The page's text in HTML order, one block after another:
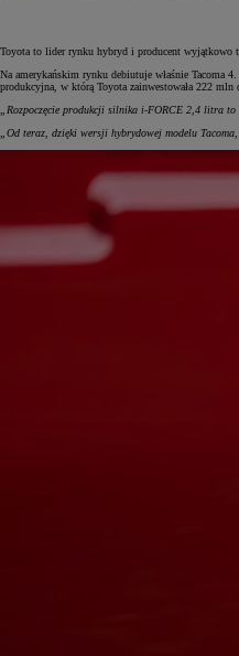
Yaris Cross
HYBRID
Toyota to lider rynku hybryd i producent wyjątkowo
Na amerykańskim rynku debiutuje właśnie Tacoma
produkcyjna, w którą Toyota zainwestowała 222 mln
„Rozpoczęcie produkcji silnika i-FORCE 2,4 litra
„Od teraz, dzięki wersji hybrydowej modelu